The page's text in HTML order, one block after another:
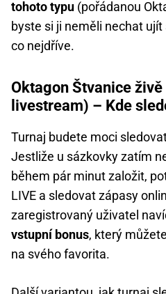
tohoto typu (pořádanou
byste si ji neměli nechat
co nejdříve.
Oktagon Štvanice živě
livestream) – Kde
Turnaj budete moci
Jestliže u sázkovky zatím
během pár minut založit,
LIVE a sledovat zápasy
zaregistrovaný uživatel
vstupní bonus, který
na svého favorita.